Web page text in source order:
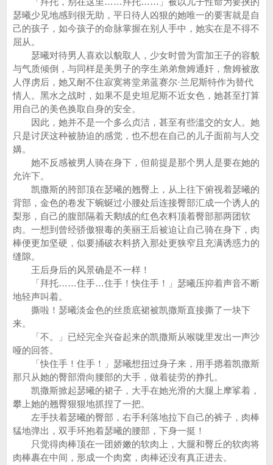
瑟曦少见地感到很无助，平日待人凶狠的她唯一的要害就是自
己的孩子，如今孩子的命脉掌握在别人手中，她实在是不得不
屈从。
瑟曦对待男人喜欢以貌取人，少女时曾为雷加王子的容貌
与气质倾倒，与同样是美男子的孪生弟弟詹姆通奸，詹姆被敌
人俘虏后，她又耐不住寂寞将堂弟蓝赛尔·兰尼斯特作为替代
情人。黑水之战时，如果不是史坦尼斯不近女色，她甚至打算
用自己的美色换取自身的安全。
因此，她并不是一个多么贞洁，甚至有些滥交的女人。她
只是讨厌这种被胁迫的感觉，也不想在自己的儿子面前与人交
媾。
她不反感被男人骑在身下，但前提是那个男人是要在她的
允许下。
凯撒斯的胯部顶在瑟曦的翘臀上，从上往下俯视着瑟曦的
背部，金色的卷发下蜿蜒过小腰处后连接臀部汇成一个诱人的
梨形，自己的腹部隔着天鹅绒的红色衣料顶着臀部那两团软
肉。一想到曾经骄傲狠毒的美丽王后被迫让自己骑在身下，肉
棒便更加坚硬，似要捅破衣料挤入那处更狭窄且充满诱惑力的
缝隙。
王后身后的风景确是不一样！
「拜托……住手…住手！快住手！」瑟曦压抑着声音不断
地轻声叫着。
撕啦！瑟曦淡金色的丝质底裙被凯撒斯直接撕了一块下
来。
「不。」已经完全兴奋起来的凯撒斯从喉咙里发出一声沙
哑的回答。
「快住手！住手！」瑟曦想扭过身子来，用手摁着凯撒斯
那只从她的臀部滑向腰部的大手，做着徒劳的挣扎。
凯撒斯掀起瑟曦的裙子，大手在她光滑的大腿上摩挲着，
攀上她的翘臀狠狠地抓捏了一把。
左手扶着瑟曦的臀部，右手利落地拉下自己的裤子，肉棒
猛地弹出，双手环抱着瑟曦的腰部，下身一挺！
只觉得肉棒顶在一团娇嫩的软肉上，大腿和臀丘的软肉将
肉棒裹在中间，形成一个肉窝，肉棒还没有真正进去。